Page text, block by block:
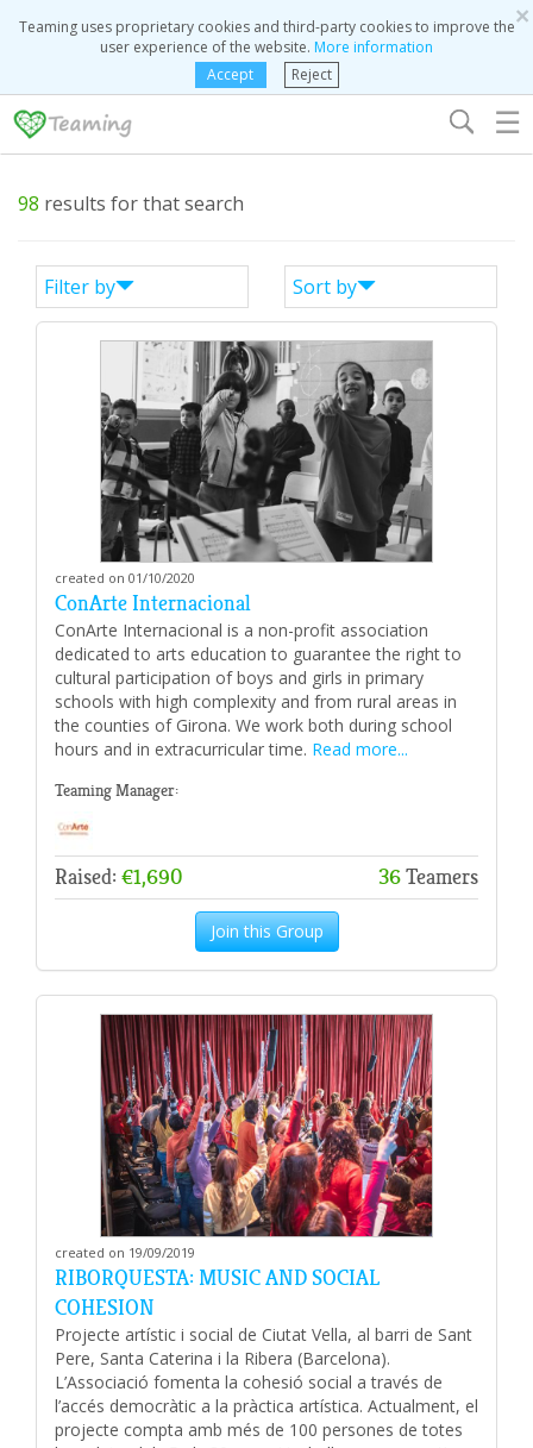
×
Teaming uses proprietary cookies and third-party cookies to improve the
user experience of the website. More information
Accept
Reject
☰
98 results for that search
Filter by Sort by
created on 01/10/2020
ConArte Internacional
ConArte Internacional is a non-profit association
dedicated to arts education to guarantee the right to
cultural participation of boys and girls in primary
schools with high complexity and from rural areas in
the counties of Girona. We work both during school
hours and in extracurricular time. Read more...
Teaming Manager:
Raised: €1,690 36Teamers
Join this Group
created on 19/09/2019
RIBORQUESTA: MUSIC AND SOCIAL
COHESION
Projecte artístic i social de Ciutat Vella, al barri de Sant
Pere, Santa Caterina i la Ribera (Barcelona).
L’Associació fomenta la cohesió social a través de
l’accés democràtic a la pràctica artística. Actualment, el
projecte compta amb més de 100 persones de totes